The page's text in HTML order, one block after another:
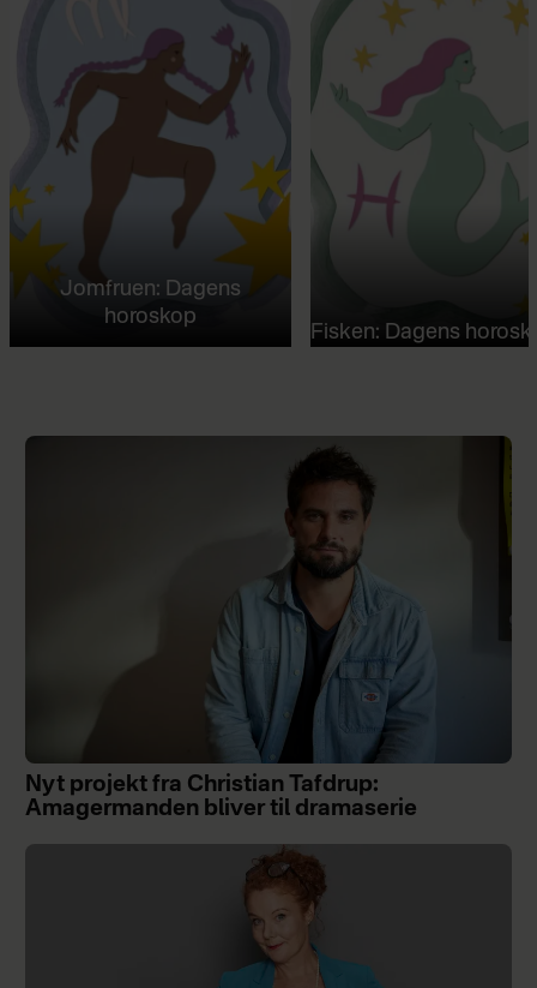
Jomfruen: Dagens
horoskop
Fisken: Dagens
Nyt projekt fra Christian Tafdrup:
Amagermanden bliver til dramaserie